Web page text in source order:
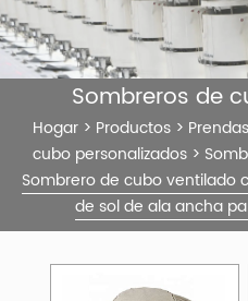
Sombreros de
Hogar > Productos >
cubo personalizados>
Sombrero de cubo ventilado
de sol de ala ancha